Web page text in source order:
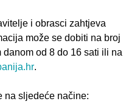
i obrasci zahtjeva
može se dobiti na broj
danom od 8 do 16 sati ili na
.
na sljedeće načine: